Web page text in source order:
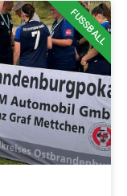
FUSSBALL